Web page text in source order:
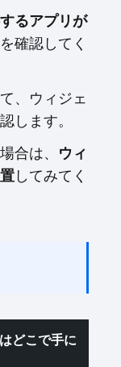
るアプリが
確認してく
、ウィジェ
します。
合は、 ウィ
してみてく
どこで手に